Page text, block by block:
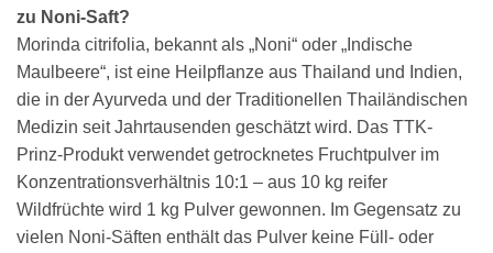
zu Noni-Saft?
Morinda citrifolia, bekannt als „Noni“ oder „Indische
Maulbeere“, ist eine Heilpflanze aus Thailand und Indien,
die in der Ayurveda und der Traditionellen Thailändischen
Medizin seit Jahrtausenden geschätzt wird. Das TTK-
Prinz-Produkt verwendet getrocknetes Fruchtpulver im
Konzentrationsverhältnis 10:1 – aus 10 kg reifer
Wildfrüchte wird 1 kg Pulver gewonnen. Im Gegensatz zu
vielen Noni-Säften enthält das Pulver keine Füll- oder